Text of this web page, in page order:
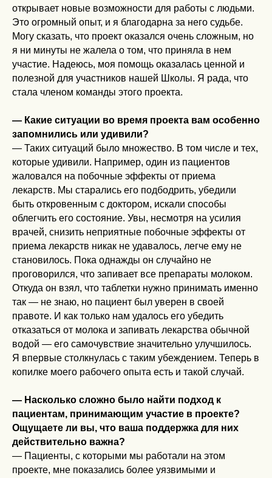
открывает новые возможности для работы с людьми.
Это огромный опыт, и я благодарна за него судьбе.
Могу сказать, что проект оказался очень сложным, но
я ни минуты не жалела о том, что приняла в нем
участие. Надеюсь, моя помощь оказалась ценной и
полезной для участников нашей Школы. Я рада, что
стала членом команды этого проекта.
— Какие ситуации во время проекта вам особенно
запомнились или удивили?
— Таких ситуаций было множество. В том числе и тех,
которые удивили. Например, один из пациентов
жаловался на побочные эффекты от приема
лекарств. Мы старались его подбодрить, убедили
быть откровенным с доктором, искали способы
облегчить его состояние. Увы, несмотря на усилия
врачей, снизить неприятные побочные эффекты от
приема лекарств никак не удавалось, легче ему не
становилось. Пока однажды он случайно не
проговорился, что запивает все препараты молоком.
Откуда он взял, что таблетки нужно принимать именно
так — не знаю, но пациент был уверен в своей
правоте. И как только нам удалось его убедить
отказаться от молока и запивать лекарства обычной
водой — его самочувствие значительно улучшилось.
Я впервые столкнулась с таким убеждением. Теперь в
копилке моего рабочего опыта есть и такой случай.
— Насколько сложно было найти подход к
пациентам, принимающим участие в проекте?
Ощущаете ли вы, что ваша поддержка для них
действительно важна?
— Пациенты, с которыми мы работали на этом
проекте, мне показались более уязвимыми и